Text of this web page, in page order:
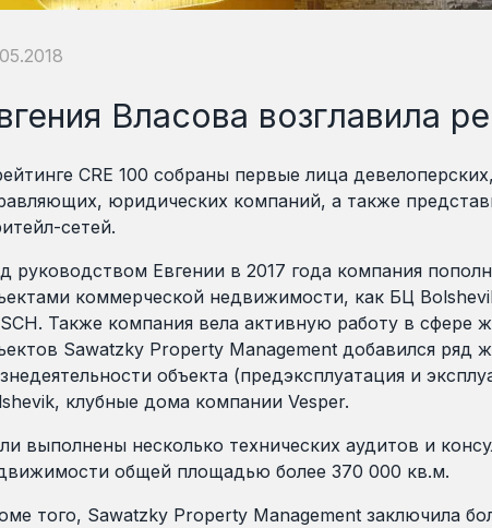
Власова возглавила
CRE 100 собраны первые лица
юридических компаний, а также
сетей.
руководством Евгении в 2017 года компания
коммерческой недвижимости, как БЦ
Также компания вела активную работу в сфере
Sawatzky Property Management добавился ряд
объекта (предэксплуатация и
клубные дома компании Vesper.
выполнены несколько технических аудитов и
общей площадью более 370 000 кв.м.
того, Sawatzky Property Management заключила